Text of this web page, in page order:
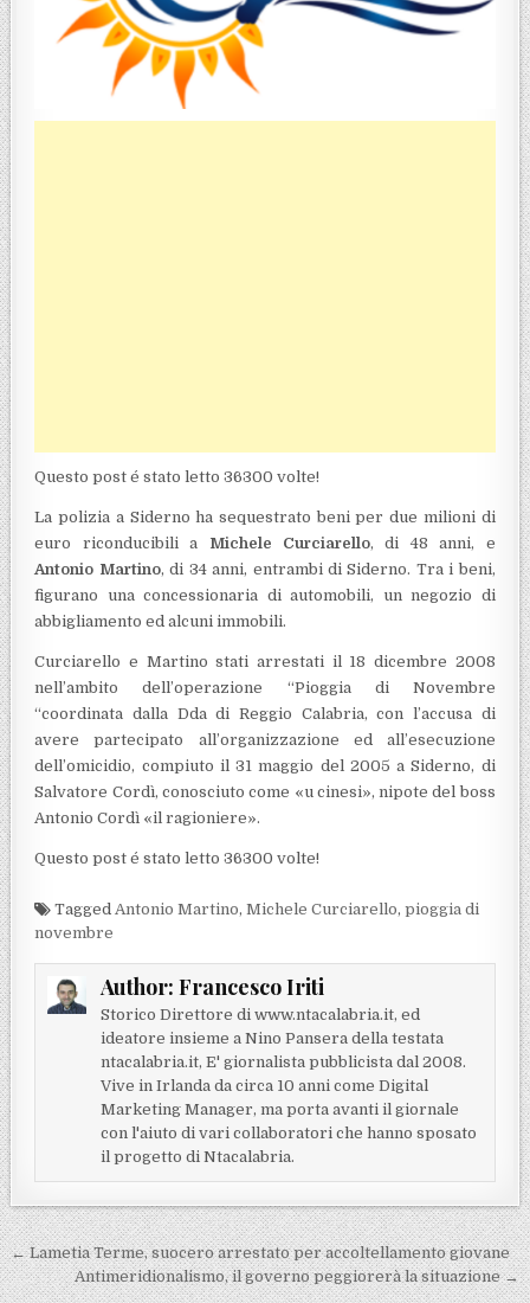
Questo post é stato letto 36300 volte!
La polizia a Siderno ha sequestrato beni per due milioni di
euro riconducibili a Michele Curciarello, di 48 anni, e
Antonio Martino, di 34 anni, entrambi di Siderno. Tra i beni,
figurano una concessionaria di automobili, un negozio di
abbigliamento ed alcuni immobili.
Curciarello e Martino stati arrestati il 18 dicembre 2008
nell’ambito dell’operazione “Pioggia di Novembre
“coordinata dalla Dda di Reggio Calabria, con l’accusa di
avere partecipato all’organizzazione ed all’esecuzione
dell’omicidio, compiuto il 31 maggio del 2005 a Siderno, di
Salvatore Cordì, conosciuto come «u cinesi», nipote del boss
Antonio Cordì «il ragioniere».
Questo post é stato letto 36300 volte!
Tagged Antonio Martino,Michele Curciarello,pioggia di
novembre
Author: Francesco Iriti
Storico Direttore di www.ntacalabria.it, ed
ideatore insieme a Nino Pansera della testata
ntacalabria.it, E' giornalista pubblicista dal 2008.
Vive in Irlanda da circa 10 anni come Digital
Marketing Manager, ma porta avanti il giornale
con l'aiuto di vari collaboratori che hanno sposato
il progetto di Ntacalabria.
Navigazione articoli
← Lametia Terme, suocero arrestato per accoltellamento giovane
Antimeridionalismo, il governo peggiorerà la situazione →